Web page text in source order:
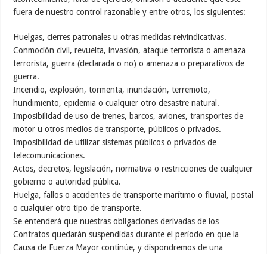
fuera de nuestro control razonable y entre otros, los siguientes:
Huelgas, cierres patronales u otras medidas reivindicativas.
Conmoción civil, revuelta, invasión, ataque terrorista o amenaza
terrorista, guerra (declarada o no) o amenaza o preparativos de
guerra.
Incendio, explosión, tormenta, inundación, terremoto,
hundimiento, epidemia o cualquier otro desastre natural.
Imposibilidad de uso de trenes, barcos, aviones, transportes de
motor u otros medios de transporte, públicos o privados.
Imposibilidad de utilizar sistemas públicos o privados de
telecomunicaciones.
Actos, decretos, legislación, normativa o restricciones de cualquier
gobierno o autoridad pública.
Huelga, fallos o accidentes de transporte marítimo o fluvial, postal
o cualquier otro tipo de transporte.
Se entenderá que nuestras obligaciones derivadas de los
Contratos quedarán suspendidas durante el período en que la
Causa de Fuerza Mayor continúe, y dispondremos de una